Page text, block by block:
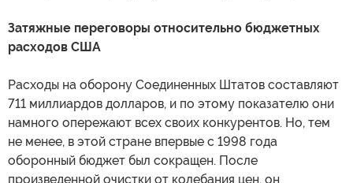
Затяжные переговоры относительно бюджетных
расходов США
Расходы на оборону Соединенных Штатов составляют
711 миллиардов долларов, и по этому показателю они
намного опережают всех своих конкурентов. Но, тем
не менее, в этой стране впервые с 1998 года
оборонный бюджет был сокращен. После
произведенной очистки от колебания цен, он